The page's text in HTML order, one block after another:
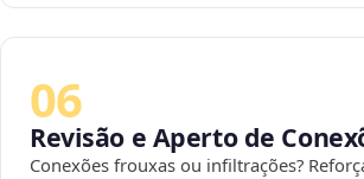
06
Revisão e Aperto de
Conexões frouxas ou infiltrações?